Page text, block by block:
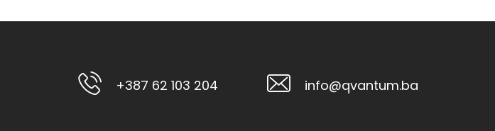
+387 62 103 204 info@qvantum.ba